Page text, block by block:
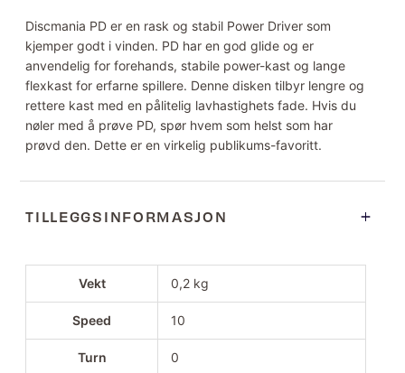
Discmania PD er en rask og stabil Power Driver som
kjemper godt i vinden. PD har en god glide og er
anvendelig for forehands, stabile power-kast og lange
flexkast for erfarne spillere. Denne disken tilbyr lengre og
rettere kast med en pålitelig lavhastighets fade. Hvis du
nøler med å prøve PD, spør hvem som helst som har
prøvd den. Dette er en virkelig publikums-favoritt.
TILLEGGSINFORMASJON
Vekt 0,2 kg
Speed 10
Turn 0